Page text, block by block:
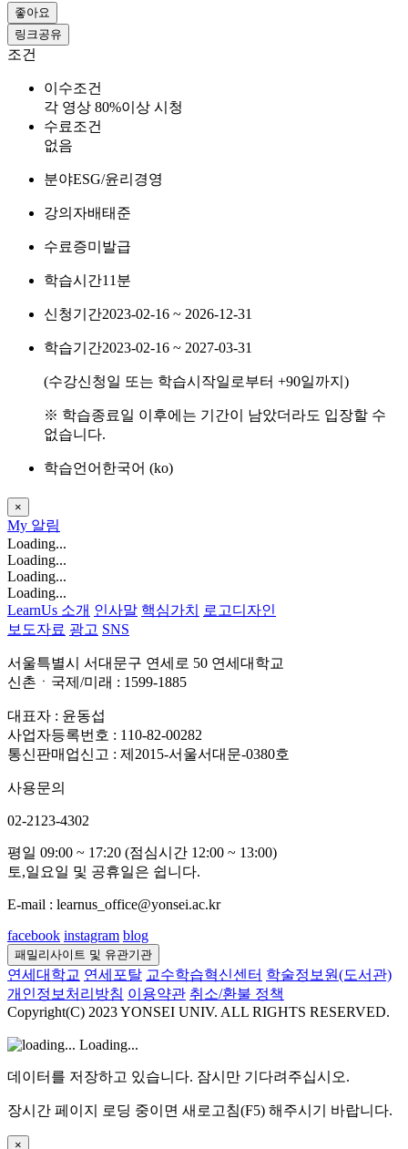
좋아요
링크공유
조건
이수조건
각 영상 80%이상 시청
수료조건
없음
분야ESG/윤리경영
강의자배태준
수료증미발급
학습시간11분
신청기간2023-02-16 ~ 2026-12-31
학습기간2023-02-16 ~ 2027-03-31
(수강신청일 또는 학습시작일로부터 +90일까지)
※ 학습종료일 이후에는 기간이 남았더라도 입장할 수
없습니다.
학습언어 한국어 ‎(ko)‎
×
My 알림
Loading...
Loading...
Loading...
Loading...
LearnUs 소개 인사말 핵심가치
로고디자인
보도자료 광고 SNS
서울특별시 서대문구 연세로 50 연세대학교
신촌ㆍ국제/미래 : 1599-1885
대표자 : 윤동섭
사업자등록번호 : 110-82-00282
통신판매업신고 : 제2015-서울서대문-0380호
사용문의
02-2123-4302
평일 09:00 ~ 17:20 (점심시간 12:00 ~ 13:00)
토,일요일 및 공휴일은 쉽니다.
E-mail : learnus_office@yonsei.ac.kr
facebook instagram blog
패밀리사이트 및 유관기관
연세대학교 연세포탈 교수학습혁신센터 학술정보원(도서관)
개인정보처리방침 이용약관 취소/환불 정책
Copyright(C) 2023 YONSEI UNIV. ALL RIGHTS RESERVED.
Loading...
데이터를 저장하고 있습니다. 잠시만 기다려주십시오.
장시간 페이지 로딩 중이면 새로고침(F5) 해주시기 바랍니다.
×